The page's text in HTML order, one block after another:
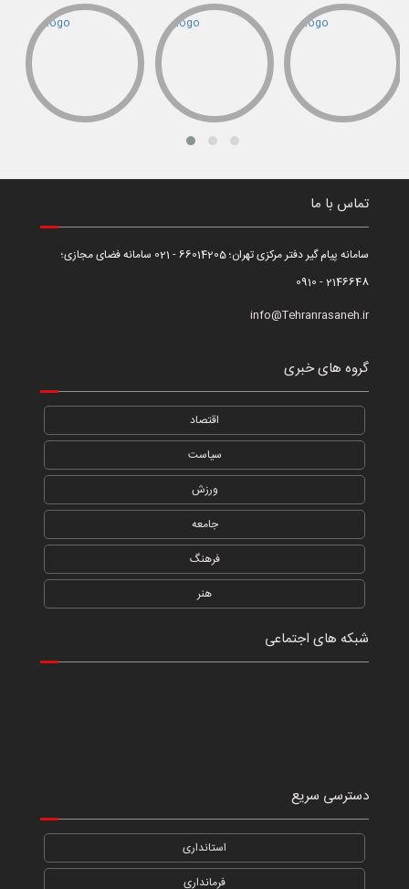
تماس با ما
سامانه پیام گیر دفتر مرکزی تهران؛ 66014205 - 021 سامانه فضای مجازی؛
2146648 - 0910
info@Tehranrasaneh.ir
گروه های خبری
اقتصاد
سیاست
ورزش
جامعه
فرهنگ
هنر
شبکه های اجتماعی
دسترسی سریع
استانداری
فرمانداری